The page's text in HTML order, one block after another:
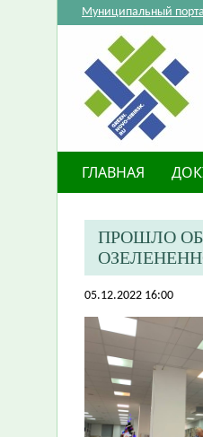
Муниципальный
ГЛАВНАЯ
ПРОШЛО
05.12.2022 16:00